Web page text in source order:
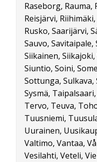
Raseborg, Rauma,
Reisjärvi,
Rusko, Saarijärvi,
Sauvo, Savitaipale,
Siikainen,
Siuntio, Soini,
Sottunga, Sulkava,
Sysmä,
Tervo, Teuva,
Tuusniemi,
Uurainen,
Valtimo, Vantaa,
Vesilahti, Veteli,